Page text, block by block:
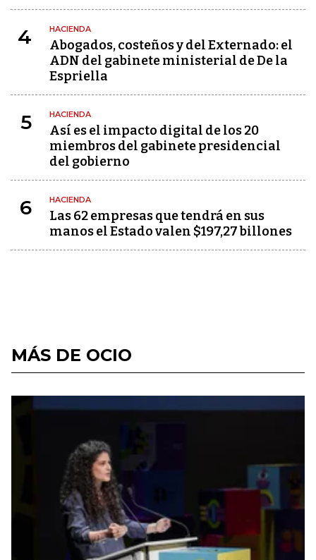
4 HACIENDA
Abogados, costeños y del Externado: el
ADN del gabinete ministerial de De la
Espriella
5 HACIENDA
Así es el impacto digital de los 20
miembros del gabinete presidencial
del gobierno
6 HACIENDA
Las 62 empresas que tendrá en sus
manos el Estado valen $197,27 billones
MÁS DE OCIO